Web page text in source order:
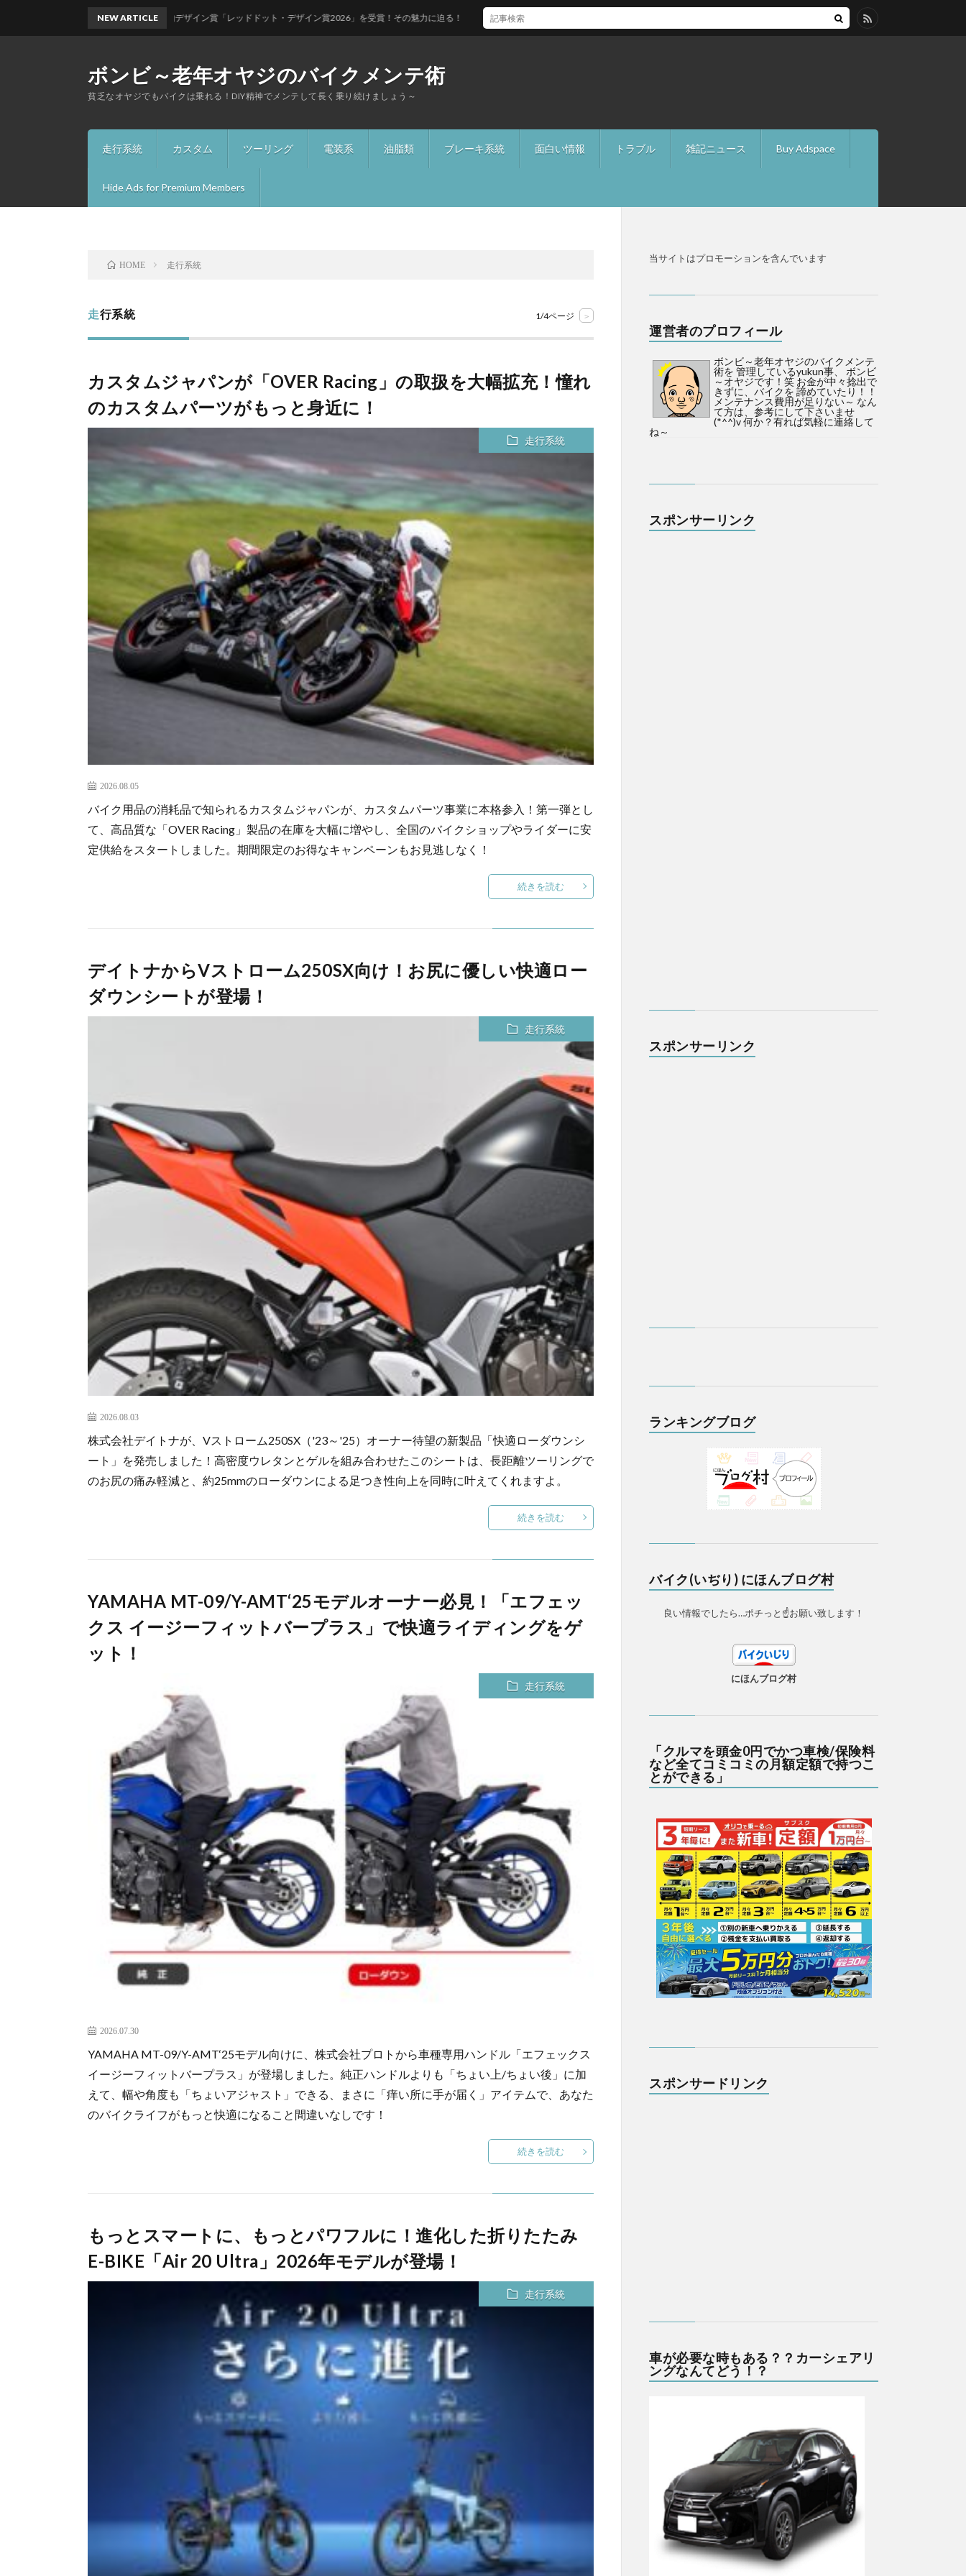
ボンビ～老年オヤジのバイクメンテ術
貧乏なオヤジでもバイクは乗れる！DIY精神でメンテして長く乗り続けましょう～
走行系統 カスタム ツーリング 電装系 油脂類 ブレーキ系統 面白い情報 トラブル 雑記ニュース Buy Adspace
Hide Ads for Premium Members
NEW ARTICLE
・モンスターが世界的デザイン賞「レッドドット・デザイン賞2026」を受賞！その魅力に迫る！
HOME 走行系統
走行系統 1/4ページ >
カスタムジャパンが「OVER Racing」の取扱を大幅拡充！憧れ
のカスタムパーツがもっと身近に！
走行系統
2026.08.05
バイク用品の消耗品で知られるカスタムジャパンが、カスタムパーツ事業に本格参入！第一弾とし
て、高品質な「OVER Racing」製品の在庫を大幅に増やし、全国のバイクショップやライダーに安
定供給をスタートしました。期間限定のお得なキャンペーンもお見逃しなく！
続きを読む
デイトナからVストローム250SX向け！お尻に優しい快適ロー
ダウンシートが登場！
走行系統
2026.08.03
株式会社デイトナが、Vストローム250SX（'23～'25）オーナー待望の新製品「快適ローダウンシ
ート」を発売しました！高密度ウレタンとゲルを組み合わせたこのシートは、長距離ツーリングで
のお尻の痛み軽減と、約25mmのローダウンによる足つき性向上を同時に叶えてくれますよ。
続きを読む
YAMAHA MT-09/Y-AMT‘25モデルオーナー必見！「エフェッ
クス イージーフィットバープラス」で快適ライディングをゲ
ット！
走行系統
2026.07.30
YAMAHA MT-09/Y-AMT‘25モデル向けに、株式会社プロトから車種専用ハンドル「エフェックス
イージーフィットバープラス」が登場しました。純正ハンドルよりも「ちょい上/ちょい後」に加
えて、幅や角度も「ちょいアジャスト」できる、まさに「痒い所に手が届く」アイテムで、あなた
のバイクライフがもっと快適になること間違いなしです！
続きを読む
もっとスマートに、もっとパワフルに！進化した折りたたみ
E-BIKE「Air 20 Ultra」2026年モデルが登場！
走行系統
当サイトはプロモーションを含んでいます
運営者のプロフィール
ボンビ～老年オヤジのバイクメンテ
術を 管理しているyukun事、 ボンビ
～オヤジです！笑 お金が中々捻出で
きずに、バイクを 諦めていたり！！
メンテナンス費用が足りない～ なん
て方は、参考にして下さいませ
(*^^)v 何か？有れば気軽に連絡して
ね～
スポンサーリンク
スポンサーリンク
ランキングブログ
バイク(いぢり) にほんブログ村
良い情報でしたら…ポチっと☝お願い致します！
にほんブログ村
「クルマを頭金0円でかつ車検/保険料
など全てコミコミの月額定額で持つこ
とができる」
スポンサードリンク
車が必要な時もある？？カーシェアリ
ングなんてどう！？